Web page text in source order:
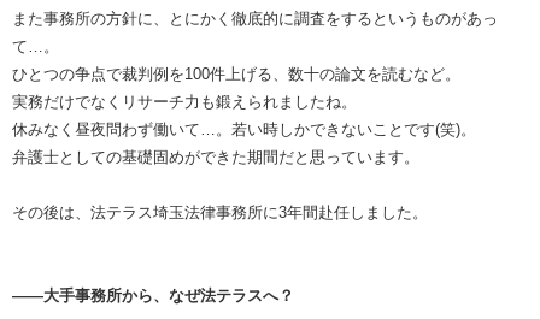
また事務所の方針に、とにかく徹底的に調査をするというものがあっ
て…。
ひとつの争点で裁判例を100件上げる、数十の論文を読むなど。
実務だけでなくリサーチ力も鍛えられましたね。
休みなく昼夜問わず働いて…。若い時しかできないことです(笑)。
弁護士としての基礎固めができた期間だと思っています。
その後は、法テラス埼玉法律事務所に3年間赴任しました。
――大手事務所から、なぜ法テラスへ？